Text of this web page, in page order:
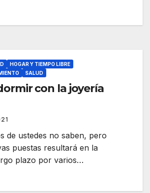
HOGAR Y TIEMPO LIBRE
SALUD
con la joyería
de ustedes no saben, pero
puestas resultará en la
plazo por varios…